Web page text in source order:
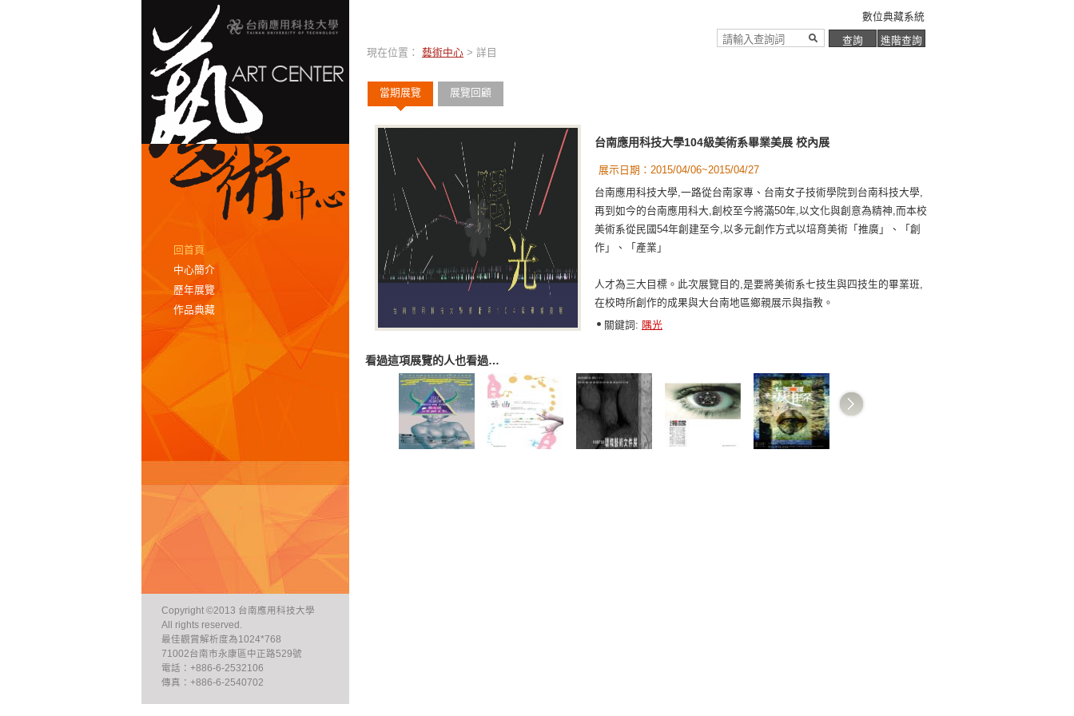
數位典藏系統
回首頁
中心簡介
歷年展覽
作品典藏
Copyright ©2013 台南應用科技大學
All rights reserved.
最佳觀賞解析度為1024*768
71002台南市永康區中正路529號
電話：+886-6-2532106
傳真：+886-6-2540702
現在位置： 藝術中心 > 詳目
當期展覽 展覽回顧
台南應用科技大學104級美術系畢業美展 校內展
展示日期：2015/04/06~2015/04/27
台南應用科技大學,一路從台南家專、台南女子技術學院到台南科技大學,
再到如今的台南應用科大,創校至今將滿50年,以文化與創意為精神,而本校
美術系從民國54年創建至今,以多元創作方式以培育美術「推廣」、「創
作」、「產業」
人才為三大目標。此次展覽目的,是要將美術系七技生與四技生的畢業班,
在校時所創作的成果與大台南地區鄉親展示與指教。
關鍵詞: 隅光
看過這項展覽的人也看過…